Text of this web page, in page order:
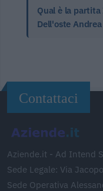
Qual è la partita
Dell'oste
Contattaci
Aziende.it - Ad Intend
Sede Legale: Via
Sede Operativa